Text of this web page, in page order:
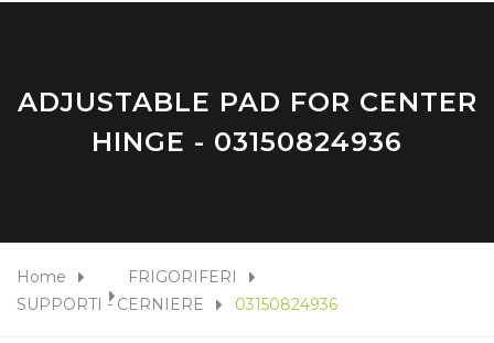
ADJUSTABLE PAD FOR CENTER
HINGE - 03150824936
Home
FRIGORIFERI
SUPPORTI - CERNIERE
03150824936